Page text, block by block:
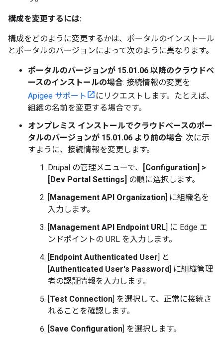
構成を変更するには:
構成をどのように変更するかは、ポータルのインストール
とポータルのバージョンによって次のように異なります。
ポータルのバージョンが 15.01.06 以降のクラウドベ
ースのインストールの場合: 接続情報の変更を
Apigee サポート
にリクエストします。たとえば、
組織の名前を変更する場合です。
オンプレミス インストールでクラウドベースのポー
タルのバージョンが 15.01.06 より前の場合: 次に示
すように、接続情報を変更します。
Drupal の管理メニューで、
[Configuration] >
[Dev Portal Settings] の順に選択します。
[Management API Organization] に組織名を
入力します。
[Management API Endpoint URL] に Edge エ
ンドポイントの URL を入力します。
[Endpoint Authenticated User] と
[Authenticated User's Password] に組織管理
者の認証情報を入力します。
[Test Connection] を選択して、正常に接続さ
れることを確認します。
[Save Configuration] を選択します。